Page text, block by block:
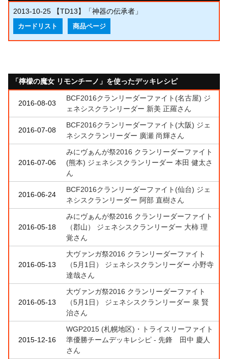
2013-10-25 【TD13】「神器の伝承者」
カードリスト 商品ページ
「檸檬の魔女 リモンチーノ」を使ったデッキレシピ
2016-08-03
BCF2016クランリーダーファイト(名古屋) ジ
ェネシスクランリーダー 新美 正羅さん
2016-07-08
BCF2016クランリーダーファイト(大阪) ジェ
ネシスクランリーダー 廣瀬 尚輝さん
2016-07-06
みにヴぁんが祭2016 クランリーダーファイト
(熊本) ジェネシスクランリーダー 本田 健太さ
ん
2016-06-24
BCF2016クランリーダーファイト(仙台) ジェ
ネシスクランリーダー 阿部 直樹さん
2016-05-18
みにヴぁんが祭2016 クランリーダーファイト
（郡山） ジェネシスクランリーダー 大柿 理
覚さん
2016-05-13
大ヴァンガ祭2016 クランリーダーファイト
（5月1日） ジェネシスクランリーダー 小野寺
達哉さん
2016-05-13
大ヴァンガ祭2016 クランリーダーファイト
（5月1日） ジェネシスクランリーダー 泉 賢
治さん
2015-12-16
WGP2015 (札幌地区)・トライスリーファイト
準優勝チームデッキレシピ - 先鋒 田中 慶人
さん